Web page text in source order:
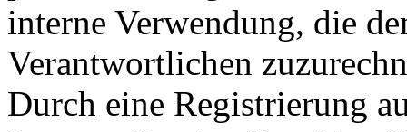
interne Verwendung, die
Verantwortlichen
Durch eine Registrierung